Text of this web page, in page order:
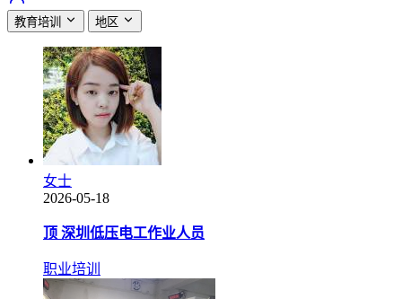
教育培训 地区
女士
2026-05-18
顶 深圳低压电工作业人员
职业培训